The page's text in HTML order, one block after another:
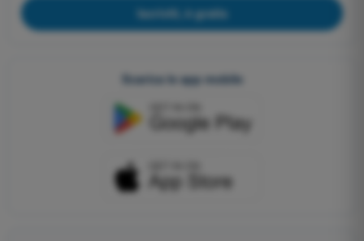
Iscriviti, è gratis
Scarica le app mobile